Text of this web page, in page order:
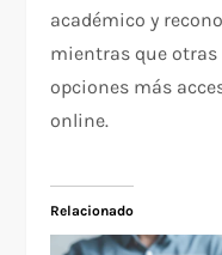
académico y
mientras que
opciones más
online.
Relacionado